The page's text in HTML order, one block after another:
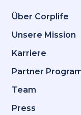
Über Corplife
Unsere Mission
Karriere
Partner
Team
Press